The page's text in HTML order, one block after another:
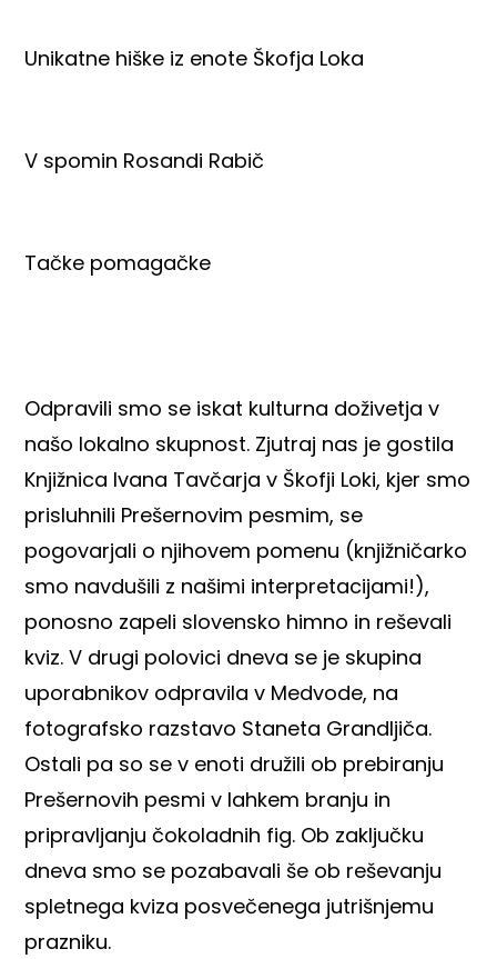
Unikatne hiške iz enote Škofja Loka
V spomin Rosandi Rabič
Tačke pomagačke
Odpravili smo se iskat kulturna doživetja v
našo lokalno skupnost. Zjutraj nas je gostila
Knjižnica Ivana Tavčarja v Škofji Loki, kjer smo
prisluhnili Prešernovim pesmim, se
pogovarjali o njihovem pomenu (knjižničarko
smo navdušili z našimi interpretacijami!),
ponosno zapeli slovensko himno in reševali
kviz. V drugi polovici dneva se je skupina
uporabnikov odpravila v Medvode, na
fotografsko razstavo Staneta Grandljiča.
Ostali pa so se v enoti družili ob prebiranju
Prešernovih pesmi v lahkem branju in
pripravljanju čokoladnih fig. Ob zaključku
dneva smo se pozabavali še ob reševanju
spletnega kviza posvečenega jutrišnjemu
prazniku.